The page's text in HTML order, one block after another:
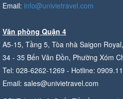
Email: info@univietravel.com
Văn phòng Quận 4
A5-15, Tầng 5, Tòa nhà Saigon Royal,
34 - 35 Bến Vân Đồn, Phường Xóm
Tel: 028-6262-1269 - Hotline:
Email: sales@univietravel.com